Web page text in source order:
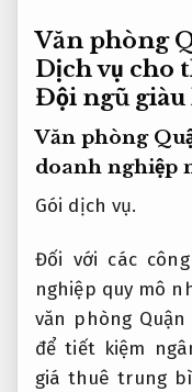
Văn phòng
Dịch vụ cho
Đội ngũ
Văn phòng
doanh nghiệp
Gói dịch vụ.
Đối với các
nghiệp quy mô
văn phòng
để tiết kiệm
giá thuê trung